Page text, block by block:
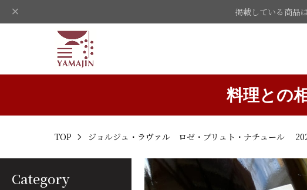
掲載している商品
料理との
Category
TOP ジョルジュ・ラヴァル ロゼ・ブリュト・ナチュール